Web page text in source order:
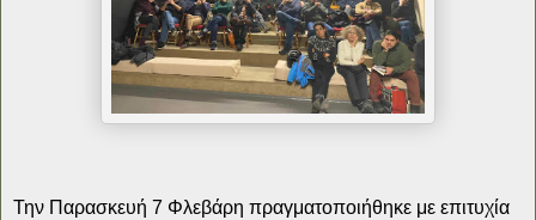
Την Παρασκευή 7 Φλεβάρη πραγματοποιήθηκε με επιτυχία